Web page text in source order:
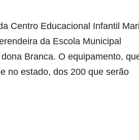
Centro Educacional Infantil
da Escola Municipal
Branca. O equipamento,
no estado, dos 200 que serão